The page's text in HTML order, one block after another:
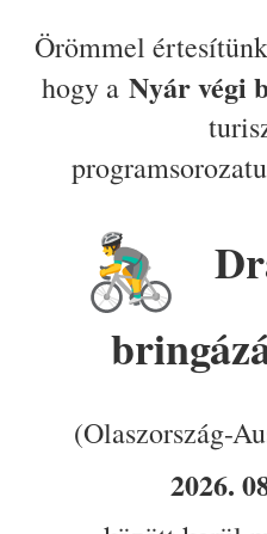
Örömmel
hogy a Nyár végi
(Olaszország-
2026.